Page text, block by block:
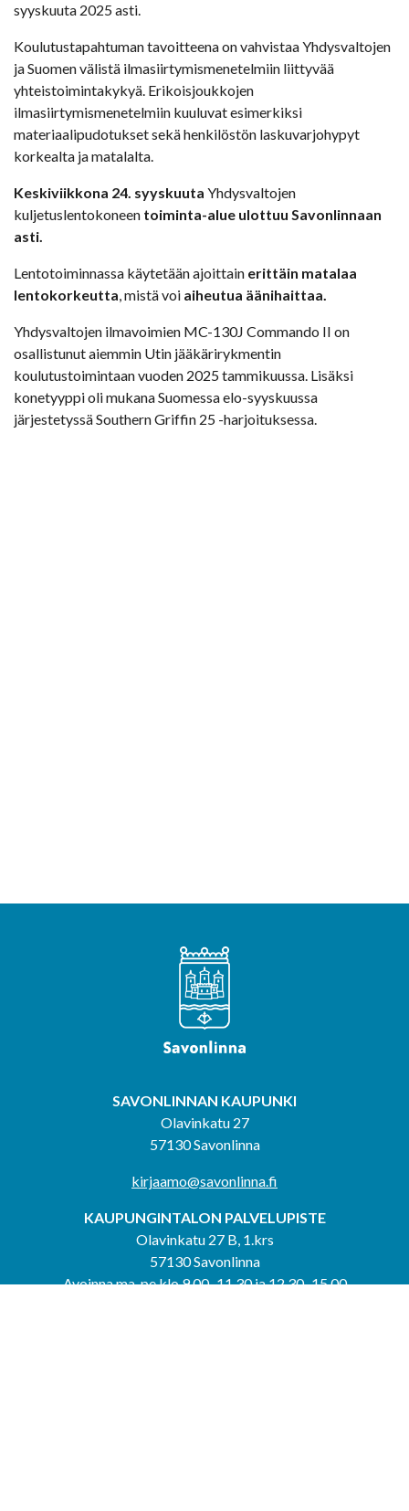
syyskuuta 2025 asti.
Koulutustapahtuman tavoitteena on vahvistaa Yhdysvaltojen
ja Suomen välistä ilmasiirtymismenetelmiin liittyvää
yhteistoimintakykyä. Erikoisjoukkojen
ilmasiirtymismenetelmiin kuuluvat esimerkiksi
materiaalipudotukset sekä henkilöstön laskuvarjohypyt
korkealta ja matalalta.
Keskiviikkona 24. syyskuuta Yhdysvaltojen
kuljetuslentokoneen toiminta-alue ulottuu Savonlinnaan
asti.
Lentotoiminnassa käytetään ajoittain erittäin matalaa
lentokorkeutta, mistä voi aiheutua äänihaittaa.
Yhdysvaltojen ilmavoimien MC-130J Commando II on
osallistunut aiemmin Utin jääkärirykmentin
koulutustoimintaan vuoden 2025 tammikuussa. Lisäksi
konetyyppi oli mukana Suomessa elo-syyskuussa
järjestetyssä Southern Griffin 25 -harjoituksessa.
SAVONLINNAN KAUPUNKI
Olavinkatu 27
57130 Savonlinna
kirjaamo@savonlinna.fi
KAUPUNGINTALON PALVELUPISTE
Olavinkatu 27 B, 1.krs
57130 Savonlinna
Avoinna ma-pe klo 9.00–11.30 ja 12.30–15.00